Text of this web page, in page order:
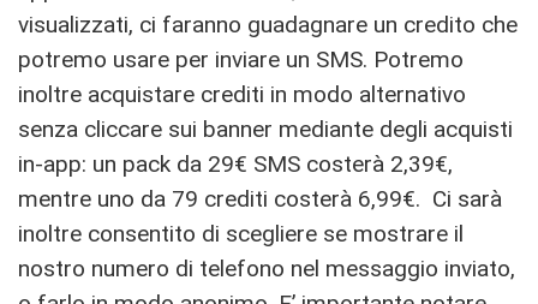
visualizzati, ci faranno guadagnare un credito che
potremo usare per inviare un SMS. Potremo
inoltre acquistare crediti in modo alternativo
senza cliccare sui banner mediante degli acquisti
in-app: un pack da 29€ SMS costerà 2,39€,
mentre uno da 79 crediti costerà 6,99€. Ci sarà
inoltre consentito di scegliere se mostrare il
nostro numero di telefono nel messaggio inviato,